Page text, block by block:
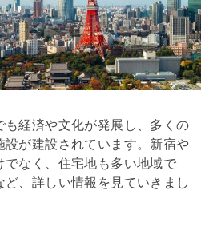
も経済や文化が発展し、多くの
設が建設されています。新宿や
でなく、住宅地も多い地域で
、詳しい情報を見ていきまし